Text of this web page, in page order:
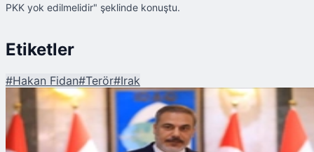
PKK yok edilmelidir" şeklinde konuştu.
Etiketler
#Hakan Fidan#Terör#Irak
Şu An Okunan